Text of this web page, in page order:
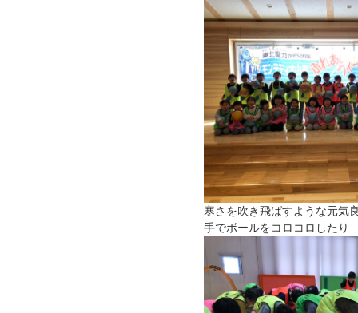
寒さを吹き飛ばすような元気
手でボールをコロコロしたり